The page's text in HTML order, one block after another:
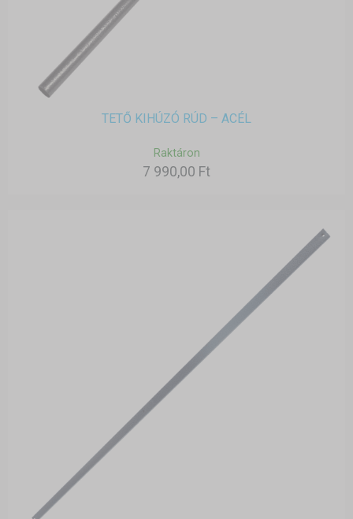
TETŐ KIHÚZÓ RÚD – ACÉL
Raktáron
7 990,00 Ft